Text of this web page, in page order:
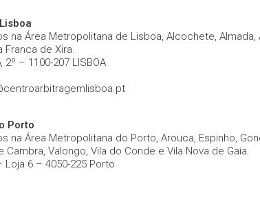
Área Metropolitana de Lisboa, Alcochete, Almada,
de Xira.
– 1100-207 LISBOA
Porto
Área Metropolitana do Porto, Arouca, Espinho,
Valongo, Vila do Conde e Vila Nova de Gaia.
6 – 4050-225 Porto